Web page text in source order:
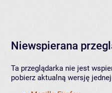
Niewspierana
Ta przeglądarka nie jest
pobierz aktualną wersję